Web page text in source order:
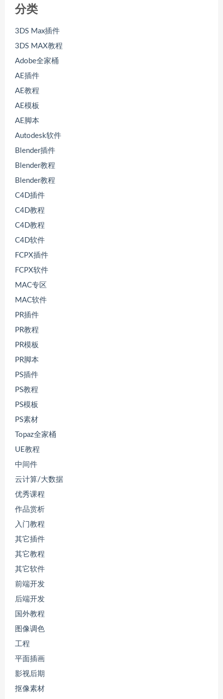
分类
3DS Max插件
3DS MAX教程
Adobe全家桶
AE插件
AE教程
AE模板
AE脚本
Autodesk软件
Blender插件
Blender教程
Blender教程
C4D插件
C4D教程
C4D教程
C4D软件
FCPX插件
FCPX软件
MAC专区
MAC软件
PR插件
PR教程
PR模板
PR脚本
PS插件
PS教程
PS模板
PS素材
Topaz全家桶
UE教程
中间件
云计算/大数据
优秀课程
作品赏析
入门教程
其它插件
其它教程
其它软件
前端开发
后端开发
国外教程
图像调色
工程
平面插画
影视后期
抠像素材